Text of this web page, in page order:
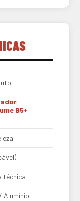
B5+
técnica
Alumínio